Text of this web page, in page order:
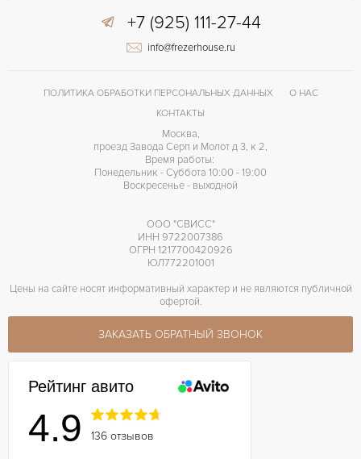
Двойной сложности застежка
+7 (925) 111-27-44
info@frezerhouse.ru
ПОЛИТИКА ОБРАБОТКИ ПЕРСОНАЛЬНЫХ ДАННЫХ
О НАС
КОНТАКТЫ
Москва,
проезд Завода Серп и Молот д 3, к 2,
Время работы:
Понедельник - Суббота 10:00 - 19:00
Воскресенье - выходной
ООО "СВИСС"
ИНН 9722007386
ОГРН 1217700420926
ЮЛ772201001
Цены на сайте носят информативный характер и не являются публичной
офертой.
ЗАКАЗАТЬ ОБРАТНЫЙ ЗВОНОК
Рейтинг авито
4.9 136 отзывов